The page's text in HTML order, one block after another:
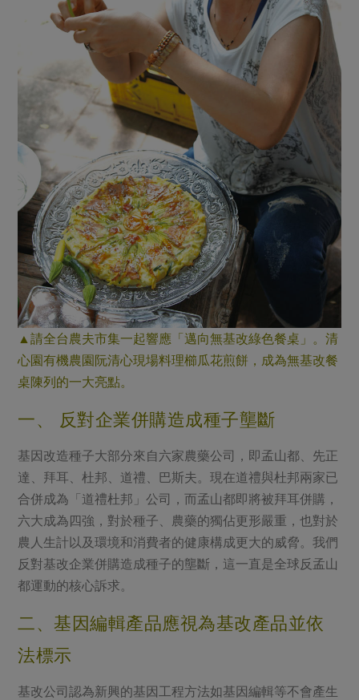
▲請全台農夫市集一起響應「邁向無基改綠色餐桌」。清
心園有機農園阮清心現場料理櫛瓜花煎餅，成為無基改餐
桌陳列的一大亮點。
一、 反對企業併購造成種子壟斷
基因改造種子大部分來自六家農藥公司，即孟山都、先正
達、拜耳、杜邦、道禮、巴斯夫。現在道禮與杜邦兩家已
合併成為「道禮杜邦」公司，而孟山都即將被拜耳併購，
六大成為四強，對於種子、農藥的獨佔更形嚴重，也對於
農人生計以及環境和消費者的健康構成更大的威脅。我們
反對基改企業併購造成種子的壟斷，這一直是全球反孟山
都運動的核心訴求。
二、基因編輯產品應視為基改產品並依
法標示
基改公司認為新興的基因工程方法如基因編輯等不會產生